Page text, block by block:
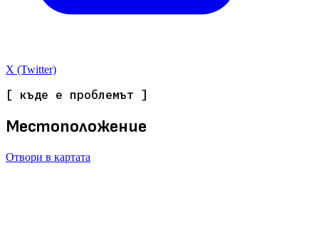
X (Twitter)
[ къде е проблемът ]
Местоположение
Отвори в картата